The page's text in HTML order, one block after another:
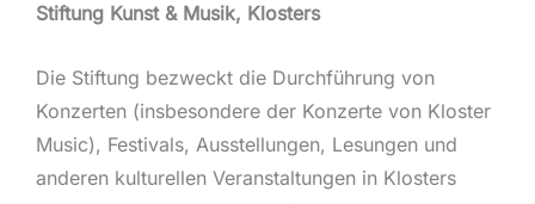
Stiftung Kunst & Musik, Klosters
Die Stiftung bezweckt die Durchführung von
Konzerten (insbesondere der Konzerte von Kloster
Music), Festivals, Ausstellungen, Lesungen und
anderen kulturellen Veranstaltungen in Klosters